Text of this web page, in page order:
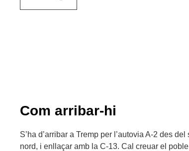
Com arribar-hi
S’ha d’arribar a Tremp per l’autovia A-2 des
nord, i enllaçar amb la C-13. Cal creuar el